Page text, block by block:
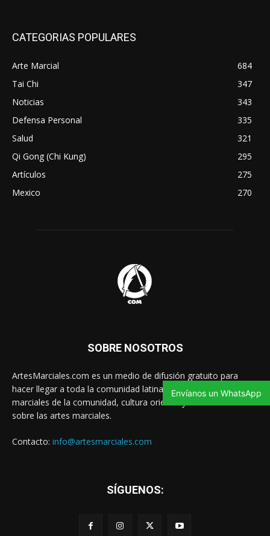
CATEGORIAS POPULARES
Arte Marcial
684
Tai Chi
347
Noticias
343
Defensa Personal
335
Salud
321
Qi Gong (Chi Kung)
295
Artículos
275
Mexico
270
SOBRE NOSOTROS
ArtesMarciales.com es un medio de difusión gratuito para
hacer llegar a toda la comunidad latina las noticias de artes
marciales de la comunidad, cultura oriental y contenido valioso
sobre las artes marciales.
Contacto: info@artesmarciales.com
SÍGUENOS:
Envíanos un WhatsApp